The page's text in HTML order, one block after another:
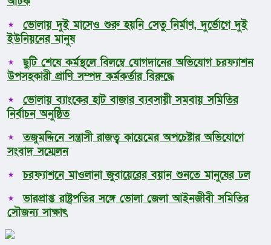
ভোলায় দুই মাসেও শুরু হয়নি সেতু নির্মাণ, দুর্ভোগে দুই
ইউনিয়নের মানুষ
ছুটি শেষে কর্মস্থলে বিলম্বে যোগদানের অভিযোগ চরফ্যাশন
উপসহকারী প্রাণি সম্পদ কর্মকর্তার বিরুদ্ধে
ভোলায় ব্যাংকের হাট বাজার ব্যবসায়ী সমবায় সমিতির
নির্বাচন অনুষ্ঠিত
তজুমদ্দিনে সন্ত্রাসী রাজত্ব কায়েমের অপচেষ্টার অভিযোগে
সংবাদ সম্মেলন
চরফ্যাশনে মাওলানা জুবায়েরের বয়ান শুনতে মানুষের ঢল
ভারপ্রাপ্ত রাষ্ট্রপতির সঙ্গে ভোলা জেলা আইনজীবী সমিতির
সৌজন্য সাক্ষাৎ